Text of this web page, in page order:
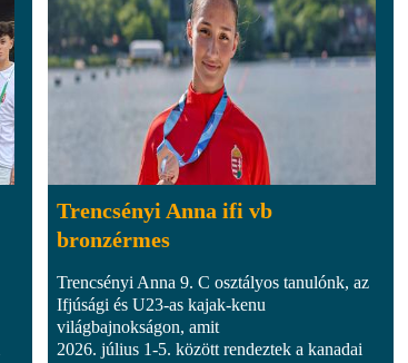
Trencsényi Anna ifi vb
bronzérmes
Trencsényi Anna 9. C osztályos tanulónk, az
Ifjúsági és U23-as kajak-kenu
világbajnokságon, amit
2026. július 1-5. között rendeztek a kanadai